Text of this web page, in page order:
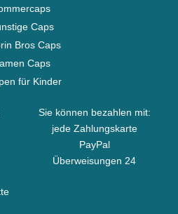
Caps
Bros Caps
Caps
für Kinder
Sie können bezahlen mit:
jede Zahlungskarte
PayPal
Überweisungen 24